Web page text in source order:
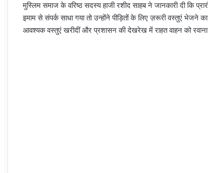
मुस्लिम समाज के वरिष्ठ सदस्य हाजी रशीद साहब ने जानकारी दी कि
इमाम से संपर्क साधा गया तो उन्होंने पीड़ितों के लिए ज़रूरी वस्तुएं
आवश्यक वस्तुएं खरीदीं और प्रशासन की देखरेख में राहत वाहन को रवाना